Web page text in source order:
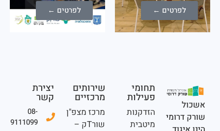
לפרטים ← לפרטים ←
תחומי
פעילות
הזדקנות
מיטבית
שירותים
מרכזיים
מרכז מצפ"ן
יצירת
קשר
08-
9111099